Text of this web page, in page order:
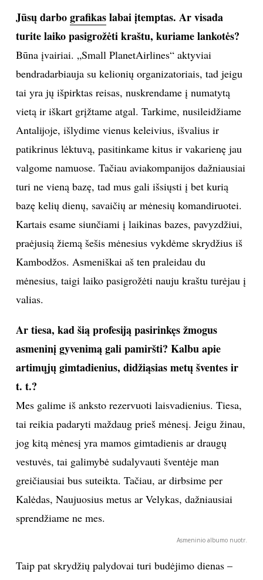
efektyviau. Taigi šiame darbe yra laukiami abiejų
lyčių atstovai, tačiau skrydžių palydovo darbu dažniau
susidomi moterys.
Ar pavyktų suskaičiuoti, kiek šalių esi aplankiusi?
Per trejus skrydžio palydovės darbo metus aplankiau
apie dvidešimt šalių, tačiau, kiek kartų ir kokiuose jų
miestuose lankiausi, suskaičiuoti negalėčiau.
Jūsų darbografikaslabai įtemptas. Ar visada
turite laiko pasigrožėti kraštu, kuriame lankotės?
Būna įvairiai. „Small PlanetAirlines“ aktyviai
bendradarbiauja su kelionių organizatoriais, tad jeigu
tai yra jų išpirktas reisas, nuskrendame į numatytą
vietą ir iškart grįžtame atgal. Tarkime, nusileidžiame
Antalijoje, išlydime vienus keleivius, išvalius ir
patikrinus lėktuvą, pasitinkame kitus ir vakarienę jau
valgome namuose. Tačiau aviakompanijos dažniausiai
turi ne vieną bazę, tad mus gali išsiųsti į bet kurią
bazę kelių dienų, savaičių ar mėnesių komandiruotei.
Kambodžos. Asmeniškai aš ten praleidau du